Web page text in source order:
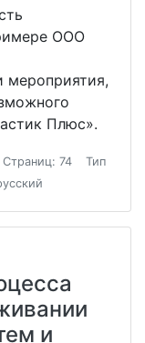
ООО
мероприятия,
Плюс».
Страниц: 74
Тип
и